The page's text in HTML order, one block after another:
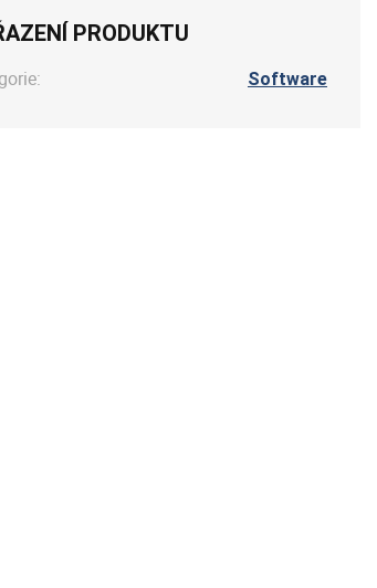
PRODUKTU
Software